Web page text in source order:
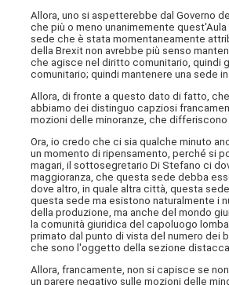
Allora, uno si aspetterebbe dal Governo
che più o meno unanimemente
sede che è stata momentaneamente
della Brexit non avrebbe più senso
che agisce nel diritto comunitario, quindi
comunitario; quindi mantenere una sede
Allora, di fronte a questo dato di fatto,
abbiamo dei distinguo capziosi
mozioni delle minoranze, che differiscono
Ora, io credo che ci sia qualche minuto
un momento di ripensamento, perché si
magari, il sottosegretario Di Stefano ci
maggioranza, che questa sede debba
dove altro, in quale altra città, questa
questa sede ma esistono naturalmente i
della produzione, ma anche del mondo
la comunità giuridica del capoluogo
primato dal punto di vista del numero dei
che sono l'oggetto della sezione
Allora, francamente, non si capisce se
un parere negativo sulle mozioni delle